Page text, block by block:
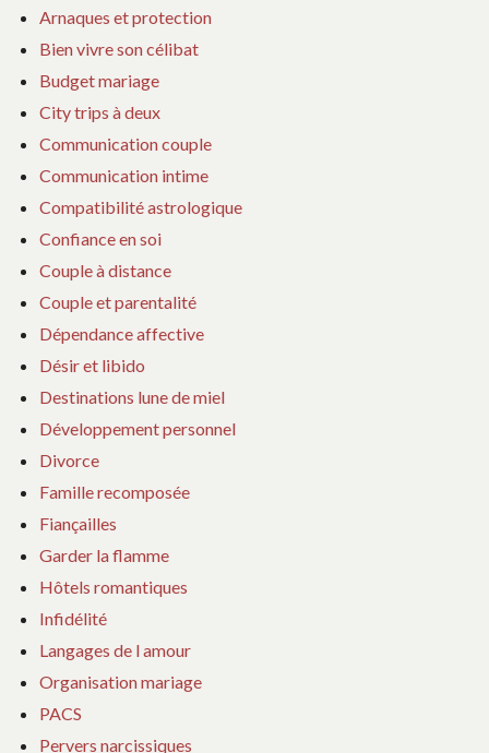
Arnaques et protection
Bien vivre son célibat
Budget mariage
City trips à deux
Communication couple
Communication intime
Compatibilité astrologique
Confiance en soi
Couple à distance
Couple et parentalité
Dépendance affective
Désir et libido
Destinations lune de miel
Développement personnel
Divorce
Famille recomposée
Fiançailles
Garder la flamme
Hôtels romantiques
Infidélité
Langages de l amour
Organisation mariage
PACS
Pervers narcissiques